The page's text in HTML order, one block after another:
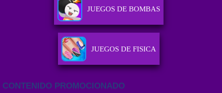
JUEGOS DE BOMBAS
JUEGOS DE FISICA